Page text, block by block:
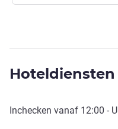
Hoteldiensten
Inchecken vanaf 12:00 -